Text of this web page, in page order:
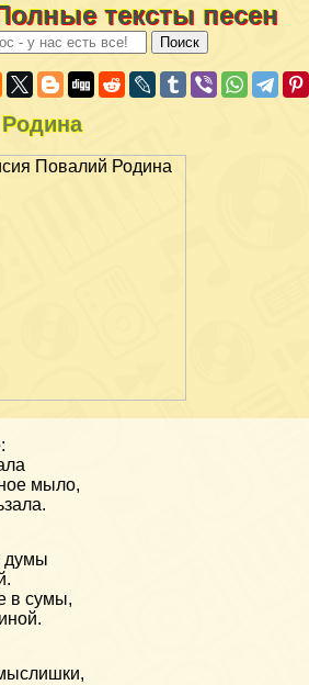
тексты песен
мыло,
думы
в сумы,